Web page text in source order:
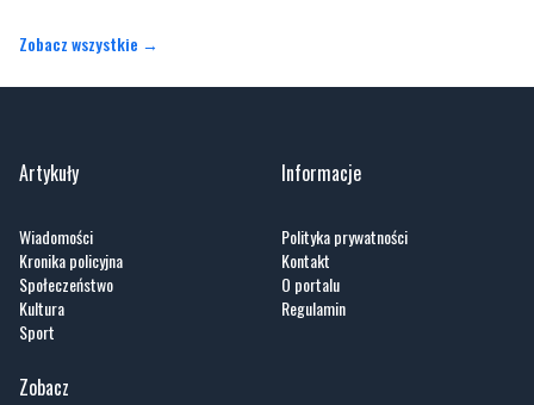
Zobacz wszystkie →
Artykuły
Wiadomości
Kronika policyjna
Społeczeństwo
Kultura
Sport
Informacje
Polityka prywatności
Kontakt
O portalu
Regulamin
Zobacz